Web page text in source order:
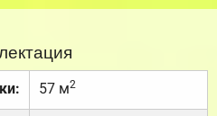
57 м2